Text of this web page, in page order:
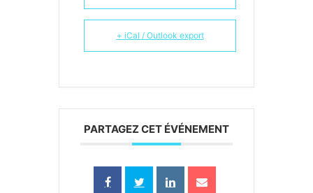
+ iCal / Outlook export
PARTAGEZ CET ÉVÉNEMENT